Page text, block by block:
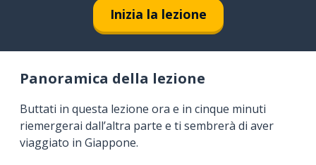
Inizia la lezione
Panoramica della lezione
Buttati in questa lezione ora e in cinque minuti
riemergerai dall’altra parte e ti sembrerà di aver
viaggiato in Giappone.